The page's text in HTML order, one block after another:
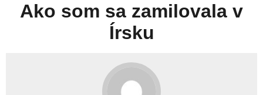
Ako som sa zamilovala v
Írsku